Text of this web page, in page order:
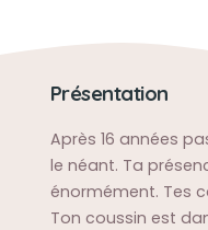
Présentation
Après 16 années
le néant. Ta
énormément. Tes
Ton coussin est